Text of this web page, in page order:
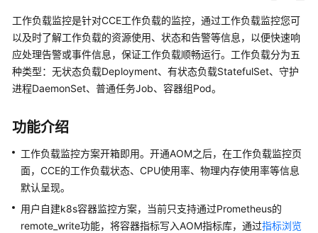
产
品
介
绍
费
说
明
快
速
入
工作负载监控是针对CCE工作负载的监控，通过工作负载监控您可
以及时了解工作负载的资源使用、状态和告警等信息，以便快速响
应处理告警或事件信息，保证工作负载顺畅运行。工作负载分为五
种类型：无状态负载Deployment、有状态负载StatefulSet、守护
进程DaemonSet、普通任务Job、容器组Pod。
功能介绍
工作负载监控方案开箱即用。开通AOM之后，在工作负载监控页
面，CCE的工作负载状态、CPU使用率、物理内存使用率等信息
默认呈现。
用户自建k8s容器监控方案，当前只支持通过Prometheus的
remote_write功能，将容器指标写入AOM指标库，通过指标浏览